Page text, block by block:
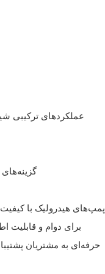
-
پمپ‌های هیدرولیک با
برای دوام و
حرفه‌ای به مشتریان